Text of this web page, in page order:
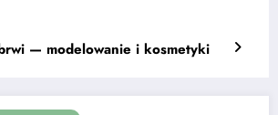
— modelowanie i kosmetyki